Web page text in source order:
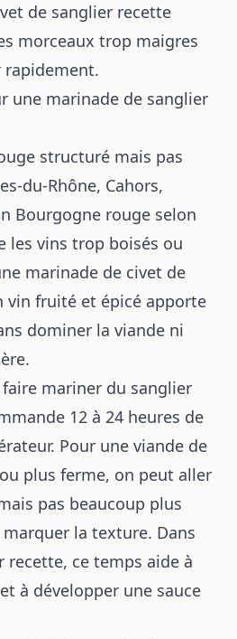
de sanglier recette
morceaux trop maigres
rapidement.
une marinade de sanglier
structuré mais pas
du-Rhône, Cahors,
Bourgogne rouge selon
les vins trop boisés ou
marinade de civet de
vin fruité et épicé apporte
dominer la viande ni
mariner du sanglier
12 à 24 heures de
Pour une viande de
plus ferme, on peut aller
pas beaucoup plus
la texture. Dans
recette, ce temps aide à
à développer une sauce